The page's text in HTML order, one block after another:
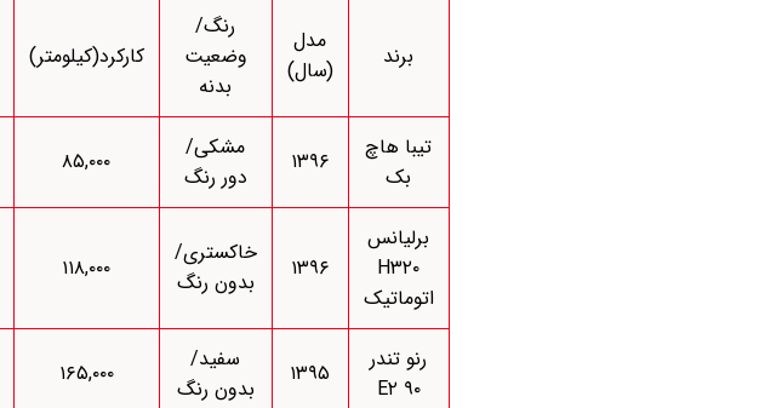
برند
مدل
(سال)
رنگ/
وضعیت
بدنه
کارکرد(کیلومتر)
تیبا هاچ
بک
۱۳۹۶
مشکی/
دور رنگ
۸۵,۰۰۰
برلیانس
H۳۲۰
اتوماتیک
۱۳۹۶
خاکستری/
بدون رنگ
۱۱۸,۰۰۰
رنو تندر
۹۰ E۲
۱۳۹۵
سفید/
بدون رنگ
۱۶۵,۰۰۰